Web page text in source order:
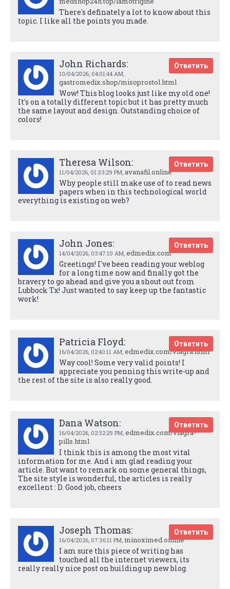
There's definately a lot to know about this
topic. I like all the points you made.
John Richards:
10/04/2026, 04:01:44 AM,
gastromedix.shop/misoprostol.html
Ответить
Wow! This blog looks just like my old one!
It's on a totally different topic but it has pretty much
the same layout and design. Outstanding choice of
colors!
Theresa Wilson:
11/04/2026, 01:33:29 PM, avanafil.online
Ответить
Why people still make use of to read news
papers when in this technological world
everything is existing on web?
John Jones:
14/04/2026, 03:47:10 AM, edmedix.com
Ответить
Greetings! I've been reading your weblog
for a long time now and finally got the
bravery to go ahead and give you a shout out from
Lubbock Tx! Just wanted to say keep up the fantastic
work!
Patricia Floyd:
16/04/2026, 02:40:11 AM, edmedix.com/viagra.html
Ответить
Way cool! Some very valid points! I
appreciate you penning this write-up and
the rest of the site is also really good.
Dana Watson:
16/04/2026, 02:32:29 PM, edmedix.com/viagra-
pills.html
Ответить
I think this is among the most vital
information for me. And i am glad reading your
article. But want to remark on some general things,
The site style is wonderful, the articles is really
excellent : D. Good job, cheers
Joseph Thomas:
16/04/2026, 07:36:11 PM, minoximed.online
Ответить
I am sure this piece of writing has
touched all the internet viewers, its
really really nice post on building up new blog.